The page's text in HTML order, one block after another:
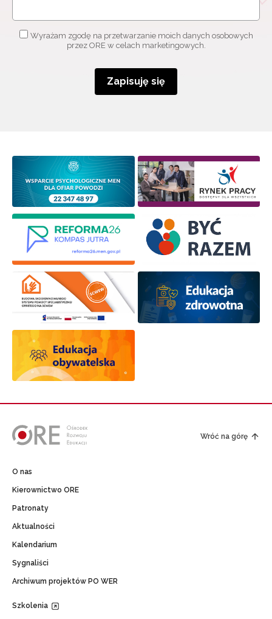
Wyrażam zgodę na przetwarzanie moich danych osobowych
przez ORE w celach marketingowych.
Zapisuję się
Wróć na górę
O nas
Kierownictwo ORE
Patronaty
Aktualności
Kalendarium
Sygnaliści
Archiwum projektów PO WER
Szkolenia